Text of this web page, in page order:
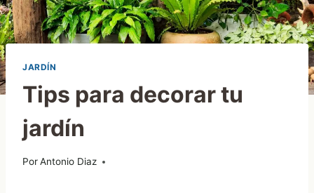
JARDÍN
Tips para decorar tu
jardín
PorAntonio Diaz
16/06/2021